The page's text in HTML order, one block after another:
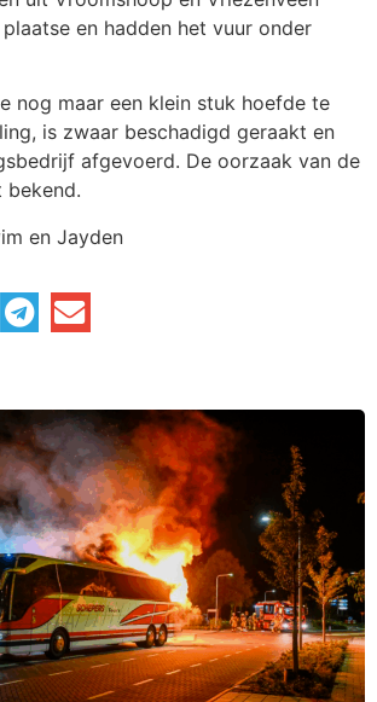
en hadden het vuur onder
nog maar een klein stuk hoefde te
is zwaar beschadigd geraakt en
afgevoerd. De oorzaak van de
bekend.
en Jayden